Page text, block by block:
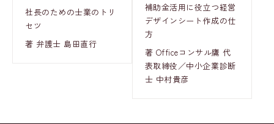
社長のための士業のトリ
セツ
著 弁護士 島田直行
補助金活用に役立つ経営
デザインシート作成の仕
方
著 Officeコンサル鷹 代
表取締役／中小企業診断
士 中村貴彦